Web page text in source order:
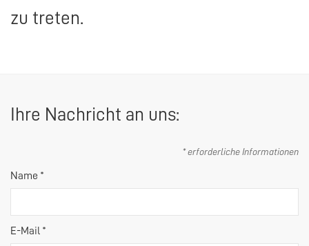
zu treten.
Ihre Nachricht an uns:
* erforderliche Informationen
Name *
E-Mail *